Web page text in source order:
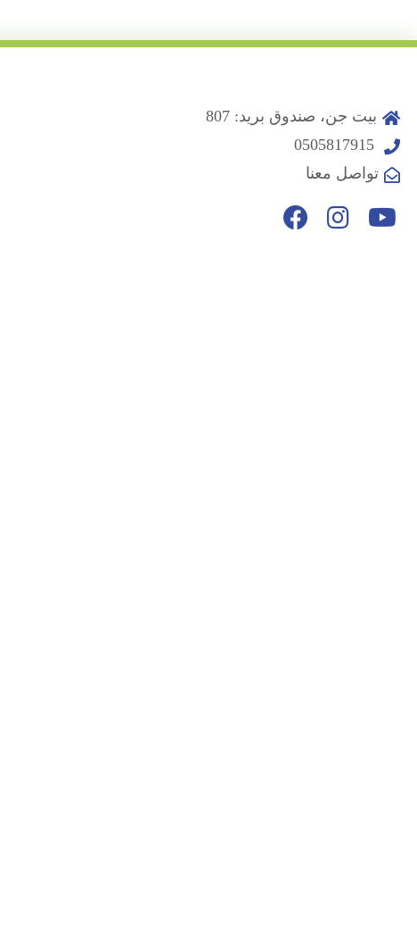
بيت جن، صندوق بريد: 807
تواصل معنا